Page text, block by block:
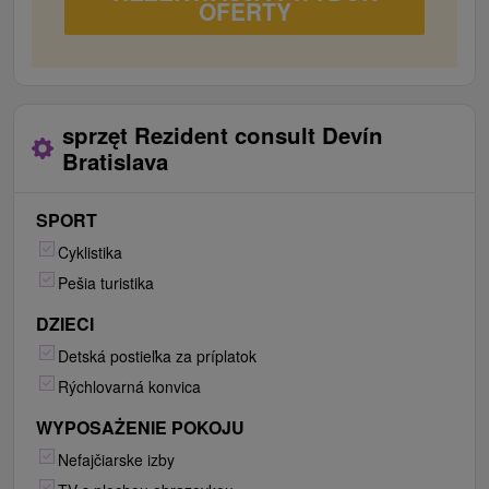
OFERTY
sprzęt Rezident consult Devín
Bratislava
SPORT
Cyklistika
Pešia turistika
DZIECI
Detská postieľka za príplatok
Rýchlovarná konvica
WYPOSAŻENIE POKOJU
Nefajčiarske izby